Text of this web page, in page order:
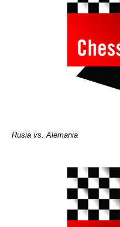
Rusia vs. Alemania